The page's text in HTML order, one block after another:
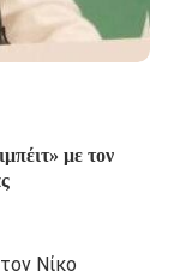
με τον
Νίκο